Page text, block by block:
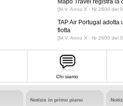
Mapo Travel registra la
[M.V. Anno X - Nr 2600 del
TAP Air Portugal
flotta
[M.V. Anno X - Nr 2600 del
Chi siamo
Notizie in primo piano